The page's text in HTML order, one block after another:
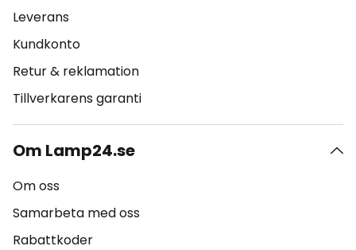
Leverans
Kundkonto
Retur & reklamation
Tillverkarens garanti
Om Lamp24.se
Om oss
Samarbeta med oss
Rabattkoder